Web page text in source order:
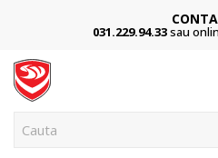
031.229.94.33sau
Cauta p